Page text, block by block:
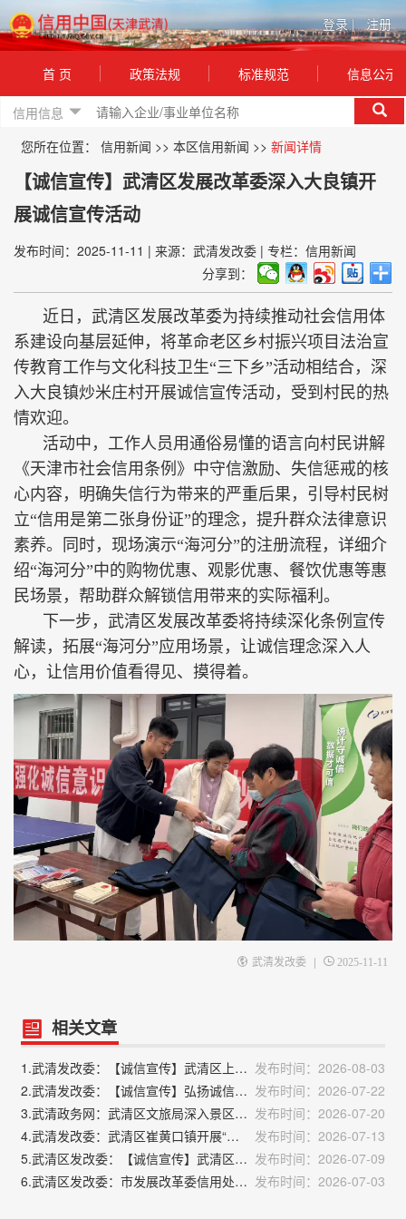
登录| 注册
首 页 政策法规 标准规范 信息公示
信用信息
您所在位置： 信用新闻 >> 本区信用新闻 >> 新闻详情
【诚信宣传】武清区发展改革委深入大良镇开
展诚信宣传活动
发布时间：2025-11-11 | 来源：武清发改委 | 专栏：信用新闻
分享到：
近日，武清区发展改革委为持续推动社会信用体
系建设向基层延伸，将革命老区乡村振兴项目法治宣
传教育工作与文化科技卫生“三下乡”活动相结合，深
入大良镇炒米庄村开展诚信宣传活动，受到村民的热
情欢迎。
活动中，工作人员用通俗易懂的语言向村民讲解
《天津市社会信用条例》中守信激励、失信惩戒的核
心内容，明确失信行为带来的严重后果，引导村民树
立“信用是第二张身份证”的理念，提升群众法律意识
素养。同时，现场演示“海河分”的注册流程，详细介
绍“海河分”中的购物优惠、观影优惠、餐饮优惠等惠
民场景，帮助群众解锁信用带来的实际福利。
下一步，武清区发展改革委将持续深化条例宣传
解读，拓展“海河分”应用场景，让诚信理念深入人
心，让信用价值看得见、摸得着。
武清发改委 | 2025-11-11
相关文章
1.武清发改委：【诚信宣传】武清区上马台镇积极开展诚信宣传活动 发布时间：2026-08-03
2.武清发改委：【诚信宣传】弘扬诚信新风 共建文明社区——黄庄街道党群服务中心联合双寺营社区开展诚信宣传活动 发布时间：2026-07-22
3.武清政务网：武清区文旅局深入景区景点开展走访调研工作 发布时间：2026-07-20
4.武清发改委：武清区崔黄口镇开展“诚信建设万里行”主题宣传活动
发布时间：2026-07-13
5.武清区发改委：【诚信宣传】武清区市政中心开展诚信文化宣传活动 发布时间：2026-07-09
6.武清区发改委：市发展改革委信用处赴武清区调研信用建设工作 发布时间：2026-07-03